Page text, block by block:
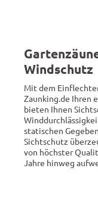
Windschutz
Mit dem
Zaunking.de Ihren
bieten Ihnen
statischen
Sichtschutz
von höchster
Jahre hinweg